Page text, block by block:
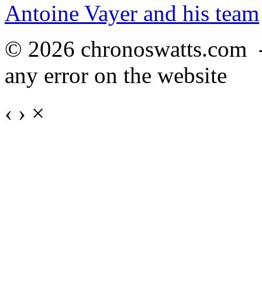
Antoine Vayer and his team
© 2026
any error on the website
‹ › ×